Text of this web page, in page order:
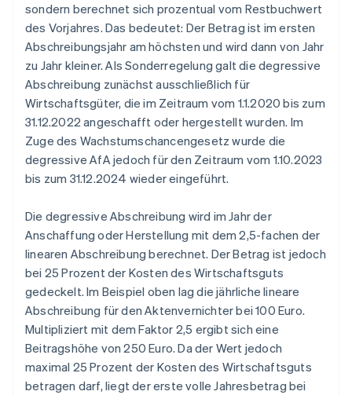
sondern berechnet sich prozentual vom Restbuchwert
des Vorjahres. Das bedeutet: Der Betrag ist im ersten
Abschreibungsjahr am höchsten und wird dann von Jahr
zu Jahr kleiner. Als Sonderregelung galt die degressive
Abschreibung zunächst ausschließlich für
Wirtschaftsgüter, die im Zeitraum vom 1.1.2020 bis zum
31.12.2022 angeschafft oder hergestellt wurden. Im
Zuge des Wachstumschancengesetz wurde die
degressive AfA jedoch für den Zeitraum vom 1.10.2023
bis zum 31.12.2024 wieder eingeführt.
Die degressive Abschreibung wird im Jahr der
Anschaffung oder Herstellung mit dem 2,5-fachen der
linearen Abschreibung berechnet. Der Betrag ist jedoch
bei 25 Prozent der Kosten des Wirtschaftsguts
gedeckelt. Im Beispiel oben lag die jährliche lineare
Abschreibung für den Aktenvernichter bei 100 Euro.
Multipliziert mit dem Faktor 2,5 ergibt sich eine
Beitragshöhe von 250 Euro. Da der Wert jedoch
maximal 25 Prozent der Kosten des Wirtschaftsguts
betragen darf, liegt der erste volle Jahresbetrag bei